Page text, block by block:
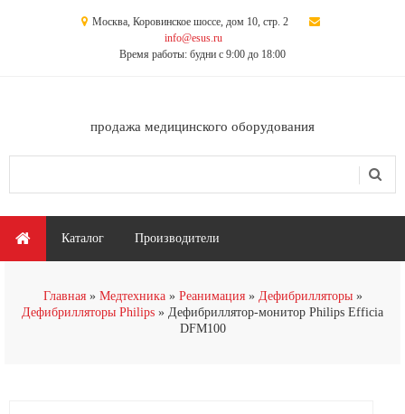
Москва, Коровинское шоссе, дом 10, стр. 2
info@esus.ru
Время работы: будни с 9:00 до 18:00
продажа медицинского оборудования
Главное меню
Каталог Производители
Главная Медтехника Реанимация
Дефибрилляторы
Дефибрилляторы Philips
Дефибриллятор-монитор Philips Efficia
DFM100